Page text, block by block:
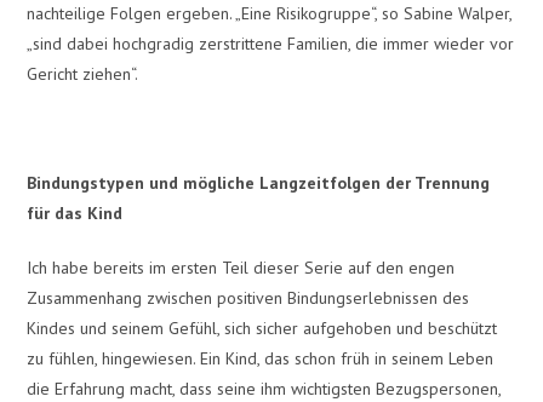
nachteilige Folgen ergeben. „Eine Risikogruppe“, so Sabine Walper,
„sind dabei hochgradig zerstrittene Familien, die immer wieder vor
Gericht ziehen“.
Bindungstypen und mögliche Langzeitfolgen der Trennung
für das Kind
Ich habe bereits im ersten Teil dieser Serie auf den engen
Zusammenhang zwischen positiven Bindungserlebnissen des
Kindes und seinem Gefühl, sich sicher aufgehoben und beschützt
zu fühlen, hingewiesen. Ein Kind, das schon früh in seinem Leben
die Erfahrung macht, dass seine ihm wichtigsten Bezugspersonen,